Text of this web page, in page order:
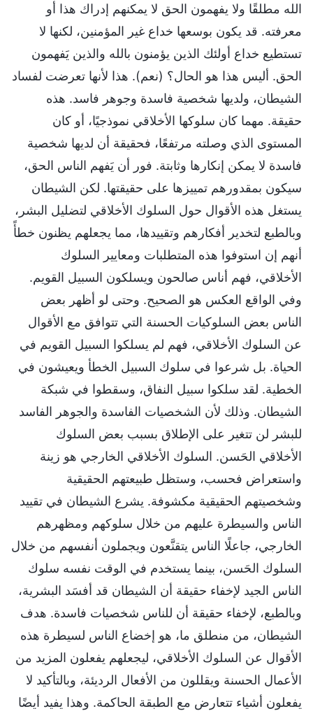
الله مطلقًا ولا يفهمون الحق لا يمكنهم إدراك هذا أو
معرفته. قد يكون بوسعها خداع غير المؤمنين، لكنها لا
تستطيع خداع أولئك الذين يؤمنون بالله والذين يَفهمون
الحق. أليس هذا هو الحال؟ (نعم). هذا لأنها تعرضت لفساد
الشيطان، ولديها شخصية فاسدة وجوهر فاسد. هذه
حقيقة. مهما كان سلوكها الأخلاقي نموذجيًا، أو كان
المستوى الذي وصلته مرتفعًا، فحقيقة أن لديها شخصية
فاسدة لا يمكن إنكارها وثابتة. فور أن يَفهم الناس الحق،
سيكون بمقدورهم تمييزها على حقيقتها. لكن الشيطان
يستغل هذه الأقوال حول السلوك الأخلاقي لتضليل البشر،
وبالطبع لتخدير أفكارهم وتقييدها، مما يجعلهم يظنون خطأً
أنهم إن استوفوا هذه المتطلبات ومعايير السلوك
الأخلاقي، فهم أناس صالحون ويسلكون السبيل القويم.
وفي الواقع العكس هو الصحيح. وحتى لو أظهر بعض
الناس بعض السلوكيات الحسنة التي تتوافق مع الأقوال
عن السلوك الأخلاقي، فهم لم يسلكوا السبيل القويم في
الحياة. بل شرعوا في سلوك السبيل الخطأ ويعيشون في
الخطية. لقد سلكوا سبيل النفاق، وسقطوا في شبكة
الشيطان. وذلك لأن الشخصيات الفاسدة والجوهر الفاسد
للبشر لن تتغير على الإطلاق بسبب بعض السلوك
الأخلاقي الحَسن. السلوك الأخلاقي الخارجي هو زينة
واستعراض فحسب، وستظل طبيعتهم الحقيقية
وشخصيتهم الحقيقية مكشوفة. يشرع الشيطان في تقييد
الناس والسيطرة عليهم من خلال سلوكهم ومظهرهم
الخارجي، جاعلًا الناس يتقنَّعون ويجملون أنفسهم من خلال
السلوك الحَسن، بينما يستخدم في الوقت نفسه سلوك
الناس الجيد لإخفاء حقيقة أن الشيطان قد أفسَد البشرية،
وبالطبع، لإخفاء حقيقة أن للناس شخصيات فاسدة. هدف
الشيطان، من منطلق ما، هو إخضاع الناس لسيطرة هذه
الأقوال عن السلوك الأخلاقي، ليجعلهم يفعلون المزيد من
الأعمال الحسنة ويقللون من الأفعال الرديئة، وبالتأكيد لا
يفعلون أشياء تتعارض مع الطبقة الحاكمة. وهذا يفيد أيضًا